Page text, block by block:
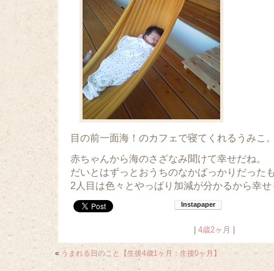
目の前一面海！のカフェで寝てくれるうみこ
赤ちゃんから海のさざなみ聞けて幸せだね。
だいとはずっとおうちのなかばっかりだった
2人目は色々とやっぱり加減が分かるから幸
4歳2ヶ月
« うまれる日のこと【生後4歳1ヶ月：生後0ヶ月】